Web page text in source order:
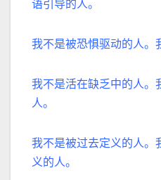
语引导的人。
我不是被恐惧驱动的人。
我不是活在缺乏中的人。
人。
我不是被过去定义的人。
义的人。